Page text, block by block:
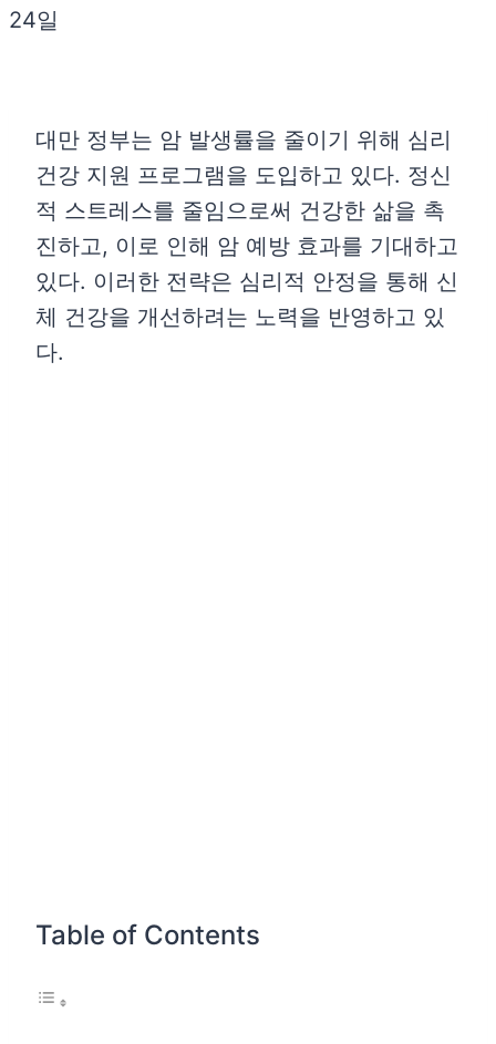
24일
대만 정부는 암 발생률을 줄이기 위해 심리
건강 지원 프로그램을 도입하고 있다. 정신
적 스트레스를 줄임으로써 건강한 삶을 촉
진하고, 이로 인해 암 예방 효과를 기대하고
있다. 이러한 전략은 심리적 안정을 통해 신
체 건강을 개선하려는 노력을 반영하고 있
다.
Table of Contents